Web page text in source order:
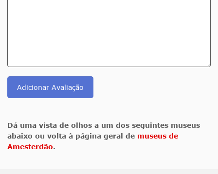
Adicionar Avaliação
Dá uma vista de olhos a um dos seguintes museus
abaixo ou volta à página geral de museus de
Amesterdão.